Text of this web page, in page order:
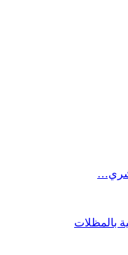
بالمظلات